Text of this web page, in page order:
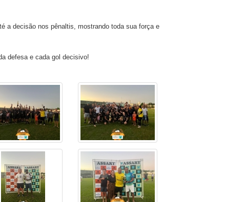
a decisão nos pênaltis, mostrando toda sua força e
defesa e cada gol decisivo!